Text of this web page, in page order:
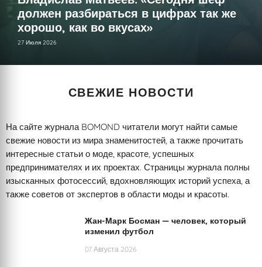
должен разбираться в цифрах так же
хорошо, как во вкусах»
27 Июля 2026
СВЕЖИЕ НОВОСТИ
На сайте журнала BOMOND читатели могут найти самые
свежие новости из мира знаменитостей, а также прочитать
интересные статьи о моде, красоте, успешных
предпринимателях и их проектах. Страницы журнала полны
изысканных фотосессий, вдохновляющих историй успеха, а
также советов от экспертов в области моды и красоты.
Жан-Марк Босман — человек, который
изменил футбол
07 Августа 2026